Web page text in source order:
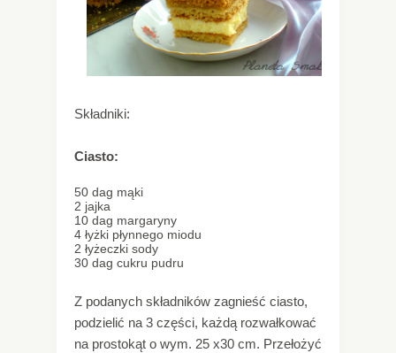
Składniki:
Ciasto:
50 dag mąki
2 jajka
10 dag margaryny
4 łyżki płynnego miodu
2 łyżeczki sody
30 dag cukru pudru
Z podanych składników zagnieść ciasto,
podzielić na 3 części, każdą rozwałkować
na prostokąt o wym. 25 x30 cm. Przełożyć